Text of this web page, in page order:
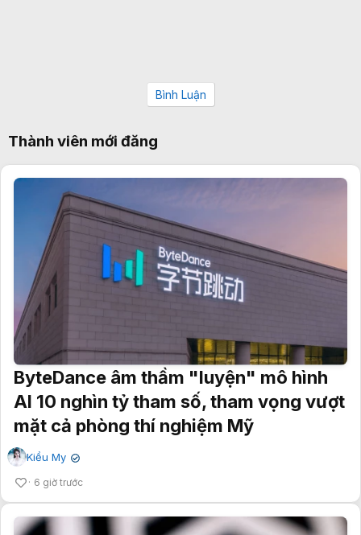
Bình Luận
Thành viên mới đăng
ByteDance âm thầm "luyện" mô hình
AI 10 nghìn tỷ tham số, tham vọng vượt
mặt cả phòng thí nghiệm Mỹ
Kiều My ✔
6 giờ trước